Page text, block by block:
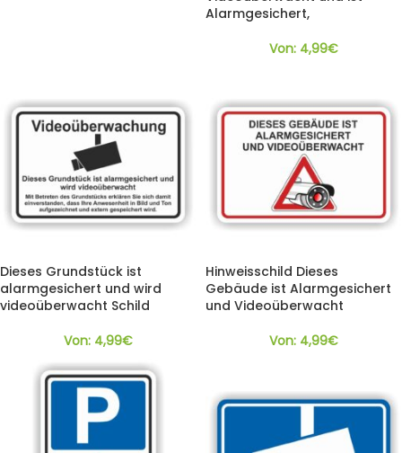
Alarmgesichert,
Von: 4,99€
Dieses Grundstück ist
alarmgesichert und wird
videoüberwacht Schild
Von: 4,99€
Hinweisschild Dieses
Gebäude ist Alarmgesichert
und Videoüberwacht
Von: 4,99€